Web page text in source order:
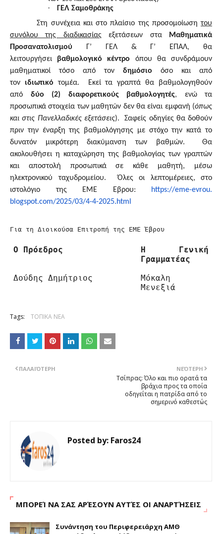
·
ΓΕΛ Σαμοθράκης
Στη συνέχεια και στο πλαίσιο της προσομοίωσητου
συνόλου της διαδικασίαςεξετάσεων στα
Μαθηματικά
Προσανατολισμού Γ’ ΓΕΛ & Γ’ ΕΠΑΛ, θα
λειτουργήσει βαθμολογικό κέντρο όπου θα συνδράμουν
μαθηματικοί τόσο από τον δημόσιο όσο και από
τον ιδιωτικό τομέα. Εκεί τα γραπτά θα βαθμολογηθούν
από δύο (2) διαφορετικούς βαθμολογητές, ενώ τα
προσωπικά στοιχεία των μαθητών δεν θα είναι εμφανή (όπως
και στις Πανελλαδικές εξετάσεις). Σαφείς οδηγίες θα δοθούν
πριν την έναρξη της βαθμολόγησης με στόχο την κατά το
δυνατόν μικρότερη διακύμανση των βαθμών. Θα
ακολουθήσει η καταχώρηση της βαθμολογίας των γραπτών
και αποστολή προσωπικά σε κάθε μαθητή, μέσω
ηλεκτρονικού ταχυδρομείου. Όλες οι λεπτομέρειες, στο
ιστολόγιο της ΕΜΕ Έβρου:
https://eme-evrou.
blogspot.com/2025/03/4-4-2025.html
Για τη Διοικούσα Επιτροπή της ΕΜΕ Έβρου
Ο Πρόεδρος
Η Γενική
Γραμματέας
Δούδης Δημήτριος
Μόκαλη
Μενεξιά
Tags: ΤΟΠΙΚΑ ΝΕΑ
ΝΕΌΤΕΡΗ
Τσίπρας: Όλο και πιο ορατά τα
βράχια προς τα οποία
οδηγείται η πατρίδα από το
σημερινό καθεστώς
ΠΑΛΑΙΌΤΕΡΗ
Posted by: Faros24
ΜΠΟΡΕΊ ΝΑ ΣΑΣ ΑΡΈΣΟΥΝ ΑΥΤΈΣ ΟΙ ΑΝΑΡΤΉΣΕΙΣ
Συνάντηση του Περιφερειάρχη ΑΜΘ